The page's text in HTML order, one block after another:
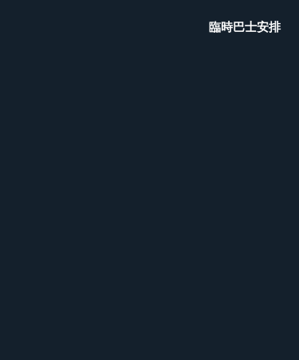
臨時巴士安排